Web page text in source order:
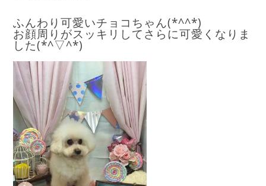
ふんわり可愛いチョコちゃん(*^^*)
お顔周りがスッキリしてさらに可愛くなりま
した(*^▽^*)